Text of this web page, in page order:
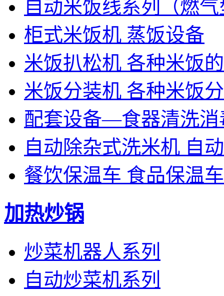
自动米饭线系列（燃
柜式米饭机 蒸饭设备
米饭扒松机 各种米饭
米饭分装机 各种米饭
配套设备—食器清洗消
自动除杂式洗米机 自
餐饮保温车 食品保温车
加热炒锅
炒菜机器人系列
自动炒菜机系列